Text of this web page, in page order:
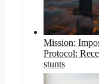
Mission:
Protocol:
stunts